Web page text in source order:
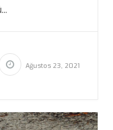
Ağustos 23, 2021